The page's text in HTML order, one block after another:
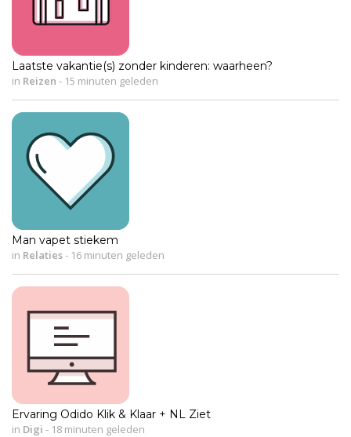
Laatste vakantie(s) zonder kinderen: waarheen?
in Reizen - 15 minuten geleden
Man vapet stiekem
in Relaties- 16 minuten geleden
Ervaring Odido Klik & Klaar + NL Ziet
in Digi - 18 minuten geleden